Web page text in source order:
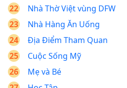
Nhà Thờ Việt vùng DFW
Nhà Hàng Ăn Uống
Địa Điểm Tham Quan
Cuộc Sống Mỹ
Mẹ và Bé